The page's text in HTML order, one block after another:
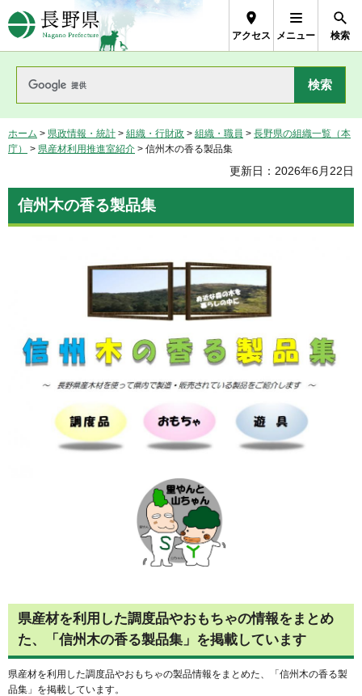
長野県Nagano Prefecture
アクセス メニュー 検索
ホーム > 県政情報・統計 > 組織・行財政 > 組織・職員 > 長野県の組織一覧（本
庁）
> 県産材利用推進室紹介 > 信州木の香る製品集
更新日：2026年6月22日
信州木の香る製品集
県産材を利用した調度品やおもちゃの情報をまとめ
た、「信州木の香る製品集」を掲載しています
県産材を利用した調度品やおもちゃの製品情報をまとめた、「信州木の香る製
品集」を掲載しています。